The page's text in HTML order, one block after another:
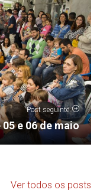
Post seguinte
e 06 de maio
Ver todos os posts